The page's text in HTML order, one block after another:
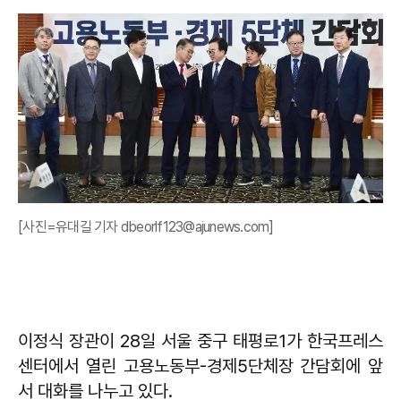
[사진=유대길 기자 dbeorlf123@ajunews.com]
이정식 장관이 28일 서울 중구 태평로1가 한국프레스
센터에서 열린 고용노동부-경제5단체장 간담회에 앞
서 대화를 나누고 있다.